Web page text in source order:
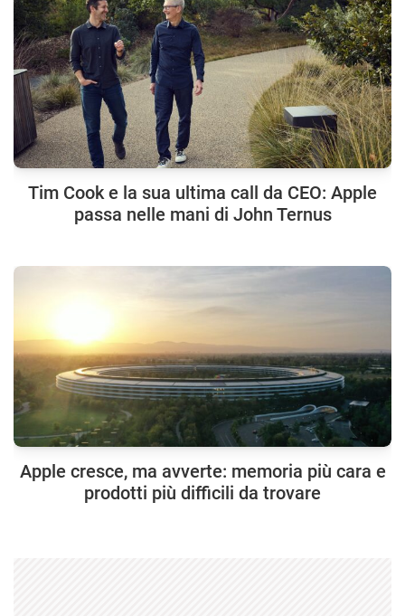
Tim Cook e la sua ultima call da CEO: Apple
passa nelle mani di John Ternus
Apple cresce, ma avverte: memoria più cara e
prodotti più difficili da trovare